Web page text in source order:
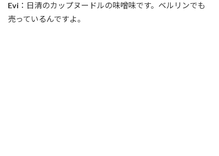
Evi ：日清のカップヌードルの味噌味です。ベルリンでも
売っているんですよ。